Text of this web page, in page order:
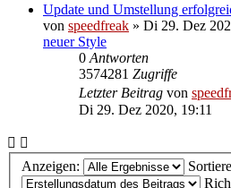
Update und Umstellung
von speedfreak » Di 29. Dez
neuer Style
0 Antworten
3574281 Zugriffe
Letzter Beitrag von
Di 29. Dez 2020, 19:11
Anzeigen: